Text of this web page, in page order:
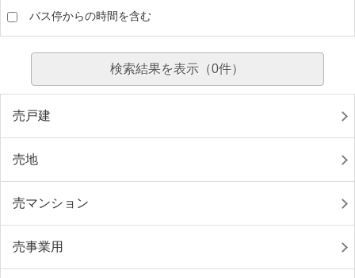
バス停からの時間を含む
検索結果を表示（0件）
売戸建
売地
売マンション
売事業用